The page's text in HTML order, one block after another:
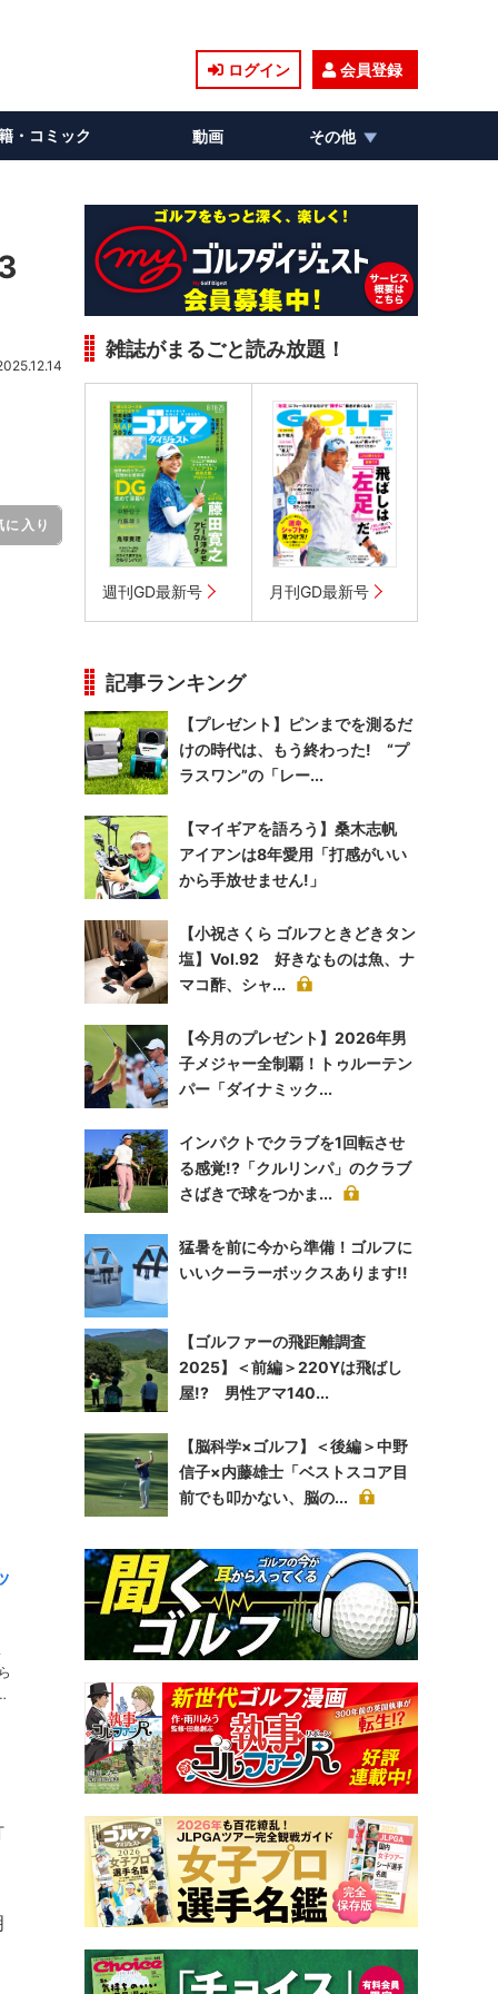
ログイン 会員登録
・コミック 動画 その他
に入り
雑誌がまるごと読み放題！
週刊GD最新号 月刊GD最新号
記事ランキング
【プレゼント】ピンまでを測るだ
けの時代は、もう終わった! “プ
ラスワン”の「レー...
【マイギアを語ろう】桑木志帆
アイアンは8年愛用「打感がいい
から手放せません!」
【小祝さくら ゴルフときどきタン
塩】Vol.92 好きなものは魚、ナ
マコ酢、シャ...
【今月のプレゼント】2026年男
子メジャー全制覇！トゥルーテン
パー「ダイナミック...
インパクトでクラブを1回転させ
る感覚!?「クルリンパ」のクラブ
さばきで球をつかま...
猛暑を前に今から準備！ゴルフに
いいクーラーボックスあります!!
【ゴルファーの飛距離調査
2025】＜前編＞220Yは飛ばし
屋!? 男性アマ140...
【脳科学×ゴルフ】＜後編＞中野
信子×内藤雄士「ベストスコア目
前でも叩かない、脳の...